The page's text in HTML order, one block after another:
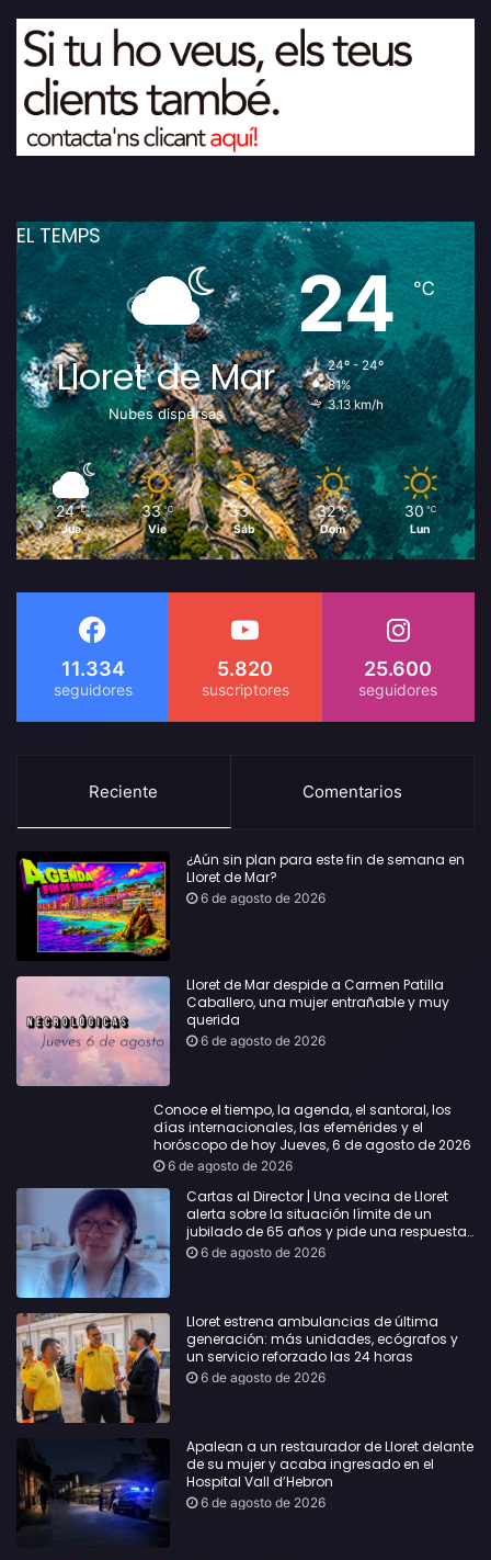
EL TEMPS
Lloret de Mar
Nubes dispersas
24℃
24º - 24º
81%
3.13 km/h
24 ℃
Jue
33 ℃
Vie
33 ℃
Sáb
32 ℃
Dom
30 ℃
Lun
11.334 5.820 25.600
Reciente Comentarios
¿Aún sin plan para este fin de semana en
Lloret de Mar?
6 de agosto de 2026
Lloret de Mar despide a Carmen Patilla
Caballero, una mujer entrañable y muy
querida
6 de agosto de 2026
Conoce el tiempo, la agenda, el santoral, los
días internacionales, las efemérides y el
horóscopo de hoy Jueves, 6 de agosto de 2026
6 de agosto de 2026
Cartas al Director | Una vecina de Lloret
alerta sobre la situación límite de un
jubilado de 65 años y pide una respuesta
urgente
6 de agosto de 2026
Lloret estrena ambulancias de última
generación: más unidades, ecógrafos y
un servicio reforzado las 24 horas
6 de agosto de 2026
Apalean a un restaurador de Lloret delante
de su mujer y acaba ingresado en el
Hospital Vall d’Hebron
6 de agosto de 2026